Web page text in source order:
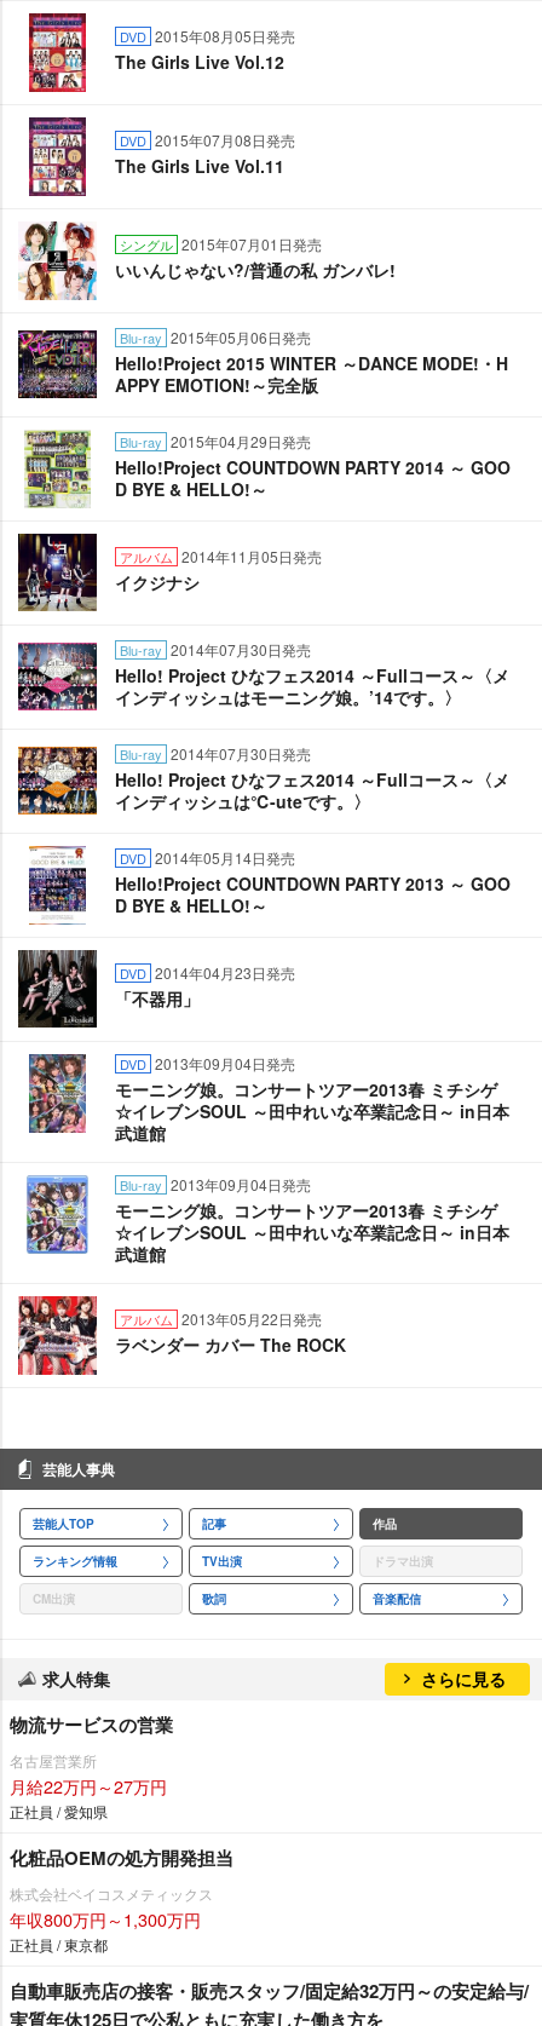
DVD 2015年08月05日発売
The Girls Live Vol.12
DVD 2015年07月08日発売
The Girls Live Vol.11
シングル 2015年07月01日発売
いいんじゃない?/普通の私 ガンバレ!
Blu-ray 2015年05月06日発売
Hello!Project 2015 WINTER ～DANCE MODE!・H
APPY EMOTION!～完全版
Blu-ray 2015年04月29日発売
Hello!Project COUNTDOWN PARTY 2014 ～ GOO
D BYE & HELLO!～
アルバム 2014年11月05日発売
イクジナシ
Blu-ray 2014年07月30日発売
Hello! Project ひなフェス2014 ～Fullコース～〈メ
インディッシュはモーニング娘。’14です。〉
Blu-ray 2014年07月30日発売
Hello! Project ひなフェス2014 ～Fullコース～〈メ
インディッシュは℃-uteです。〉
DVD 2014年05月14日発売
Hello!Project COUNTDOWN PARTY 2013 ～ GOO
D BYE & HELLO!～
DVD 2014年04月23日発売
「不器用」
DVD 2013年09月04日発売
モーニング娘。コンサートツアー2013春 ミチシゲ
☆イレブンSOUL ～田中れいな卒業記念日～ in日本
武道館
Blu-ray 2013年09月04日発売
モーニング娘。コンサートツアー2013春 ミチシゲ
☆イレブンSOUL ～田中れいな卒業記念日～ in日本
武道館
アルバム 2013年05月22日発売
ラベンダー カバー The ROCK
芸能人事典
芸能人TOP 記事 作品
ランキング情報 TV出演 ドラマ出演
CM出演 歌詞 音楽配信
求人特集 さらに見る
物流サービスの営業
名古屋営業所
月給22万円～27万円
正社員 / 愛知県
化粧品OEMの処方開発担当
株式会社ベイコスメティックス
年収800万円～1,300万円
正社員 / 東京都
自動車販売店の接客・販売スタッフ/固定給32万円～の安定給与/
実質年休125日で公私ともに充実した働き方を